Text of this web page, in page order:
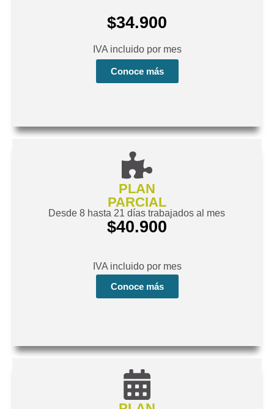
$34.900
IVA incluido por mes
Conoce más
PLAN
PARCIAL
Desde 8 hasta 21 días trabajados al mes
$40.900
IVA incluido por mes
Conoce más